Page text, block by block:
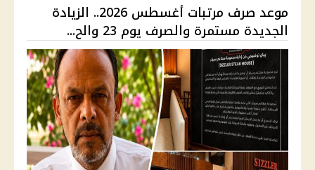
موعد صرف مرتبات أغسطس 2026.. الزيادة
الجديدة مستمرة والصرف يوم 23 والح...